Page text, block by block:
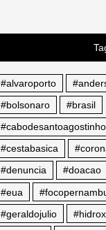
#alvaroporto
#bolsonaro
#brasil
#cabodesantoagostinho
#cestabasica
#denuncia
#doacao
#eua
#geraldojulio